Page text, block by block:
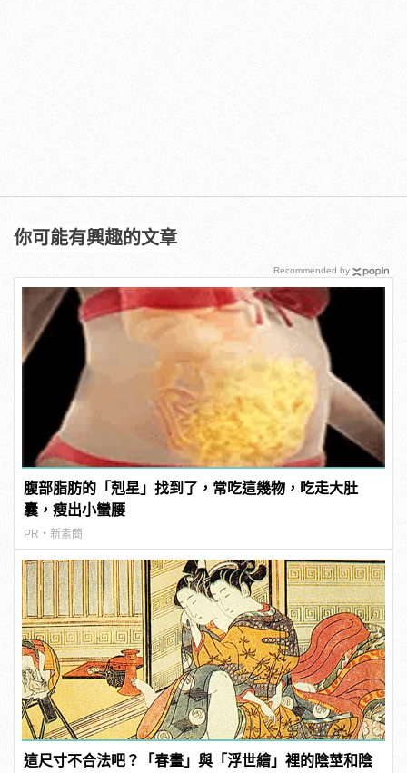
你可能有興趣的文章
腹部脂肪的「剋星」找到了，常吃這幾物，吃走大肚
囊，瘦出小蠻腰
PR・新素簡
這尺寸不合法吧？「春畫」與「浮世繪」裡的陰莖和陰
Recommended by